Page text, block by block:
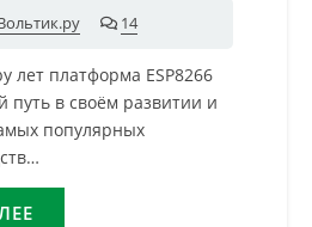
14комментариев
лет платформа ESP8266
в своём развитии и
популярных